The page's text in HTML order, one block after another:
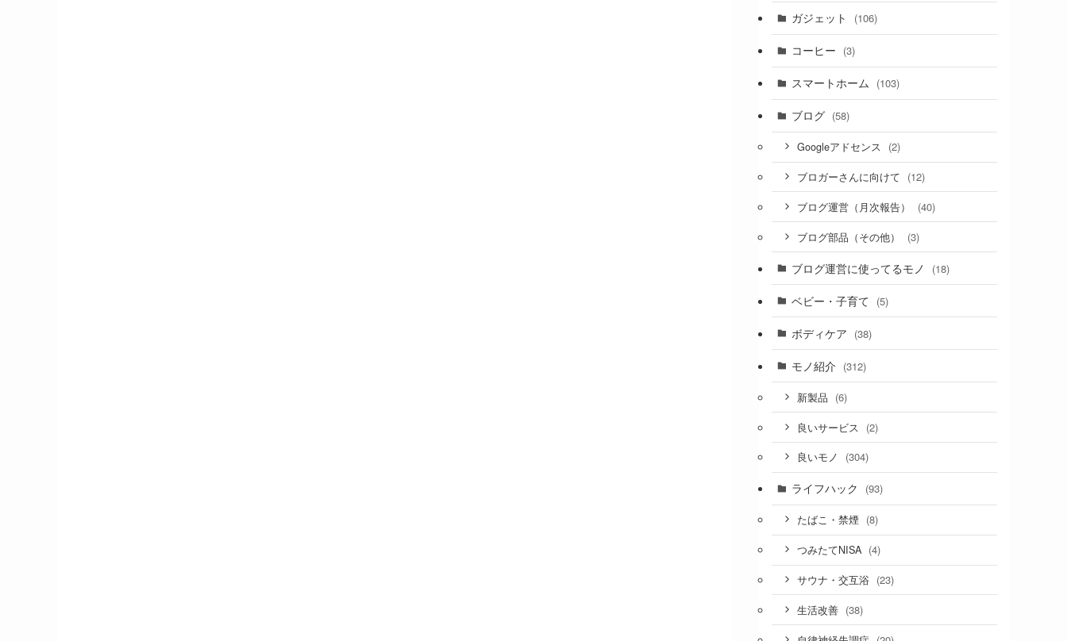
ガジェット (106)
コーヒー (3)
スマートホーム (103)
ブログ (58)
Googleアドセンス (2)
ブロガーさんに向けて (12)
ブログ運営（月次報告） (40)
ブログ部品（その他） (3)
ブログ運営に使ってるモノ (18)
ベビー・子育て (5)
ボディケア (38)
モノ紹介 (312)
新製品 (6)
良いサービス (2)
良いモノ (304)
ライフハック (93)
たばこ・禁煙 (8)
つみたてNISA (4)
サウナ・交互浴 (23)
生活改善 (38)